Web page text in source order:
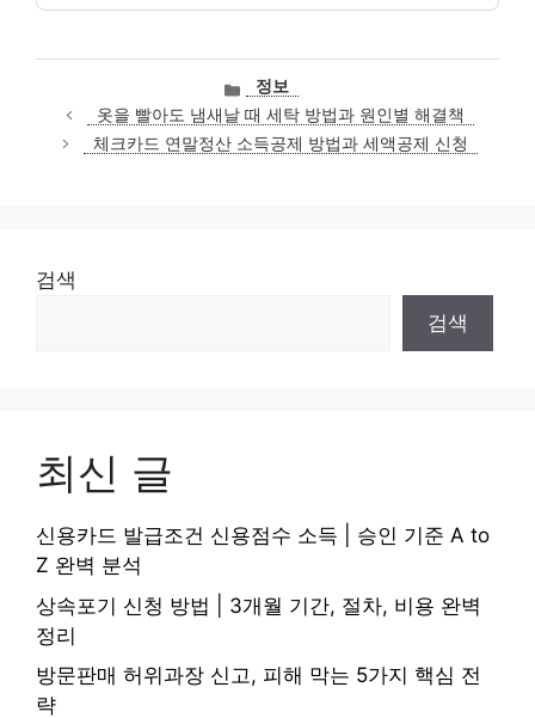
카
테
고
리
정보
옷을 빨아도 냄새날 때 세탁 방법과 원인별 해결책
체크카드 연말정산 소득공제 방법과 세액공제 신청
검색
검색
최신 글
신용카드 발급조건 신용점수 소득 | 승인 기준 A to
Z 완벽 분석
상속포기 신청 방법 | 3개월 기간, 절차, 비용 완벽
정리
방문판매 허위과장 신고, 피해 막는 5가지 핵심 전
략